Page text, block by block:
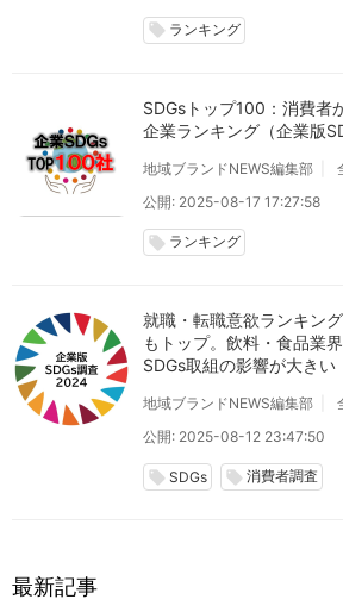
local_offer ランキング
SDGsトップ100：消費者
企業ランキング（企業版
地域ブランドNEWS編集部
公開: 2025-08-17 17:27:58
local_offer ランキング
就職・転職意欲ランキン
もトップ。飲料・食品業
SDGs取組の影響が大きい
地域ブランドNEWS編集部
公開: 2025-08-12 23:47:50
local_offer SDGs local_offer 消費者調査
最新記事